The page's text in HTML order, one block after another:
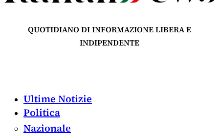
QUOTIDIANO DI INFORMAZIONE LIBERA E
INDIPENDENTE
Ultime Notizie
Politica
Nazionale